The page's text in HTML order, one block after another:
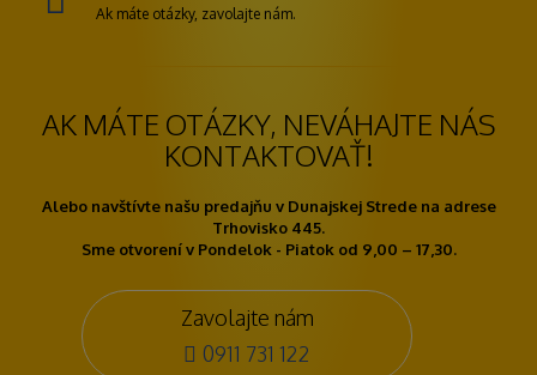
Ak máte otázky, zavolajte nám.
AK MÁTE OTÁZKY, NEVÁHAJTE NÁS
KONTAKTOVAŤ!
Alebo navštívte našu predajňu v Dunajskej Strede na adrese
Trhovisko 445.
Sme otvorení v Pondelok - Piatok od 9,00 – 17,30.
Zavolajte nám
0911 731 122